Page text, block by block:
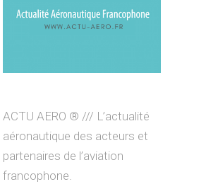
ACTU AERO ® /// L’actualité
aéronautique des acteurs et
partenaires de l’aviation
francophone.